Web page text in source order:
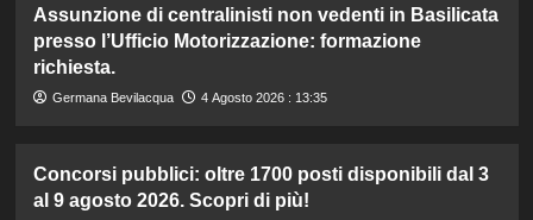
Assunzione di centralinisti non vedenti in Basilicata
presso l’Ufficio Motorizzazione: formazione
richiesta.
Germana Bevilacqua 4 Agosto 2026 : 13:35
Concorsi pubblici: oltre 1700 posti disponibili dal 3
al 9 agosto 2026. Scopri di più!